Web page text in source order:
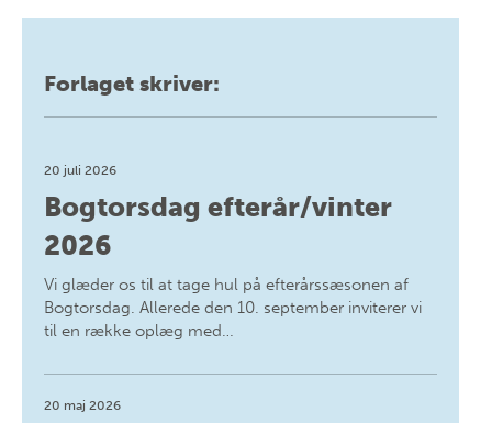
Forlaget skriver:
20 juli 2026
Bogtorsdag efterår/vinter
2026
Vi glæder os til at tage hul på efterårssæsonen af
Bogtorsdag. Allerede den 10. september inviterer vi
til en række oplæg med…
20 maj 2026